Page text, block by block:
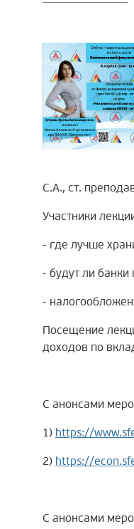
С.А., ст.
Участники
- где лучше
- будут ли
-
Посещение
доходов по
С анонсами
1) https://
2) https://
С анонсами